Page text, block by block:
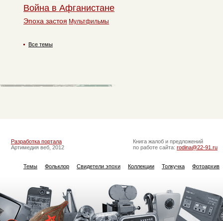
Война в Афганистане
Эпоха застоя Мультфильмы
Все темы
Разработка портала
Артимедия веб, 2012
Книга жалоб и предложений
по работе сайта: rodina@22-91.ru
Темы Фольклор Свидетели эпохи Коллекции Толкучка Фотоархив